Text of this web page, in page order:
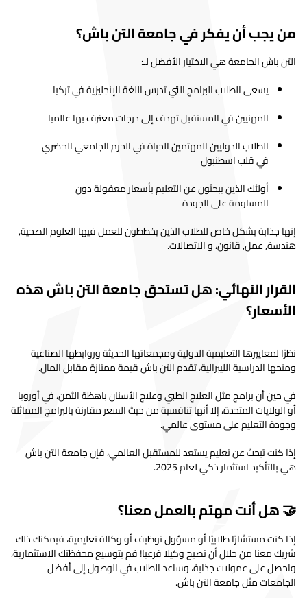
من يجب أن يفكر في جامعة التن باش؟
التن باش الجامعة هي الاختيار الأفضل لـ:
يسعى الطلاب البرامج التي تدرس اللغة الإنجليزية في تركيا
المهنيين في المستقبل تهدف إلى درجات معترف بها عالميا
الطلاب الدوليين المهتمين الحياة في الحرم الجامعي الحضري
في قلب اسطنبول
أولئك الذين يبحثون عن التعليم بأسعار معقولة دون
المساومة على الجودة
إنها جذابة بشكل خاص للطلاب الذين يخططون للعمل فيها العلوم الصحية,
هندسة, عمل, قانون، و الاتصالات.
القرار النهائي: هل تستحق جامعة التن باش هذه
الأسعار؟
نظرًا لمعاييرها التعليمية الدولية ومجمعاتها الحديثة وروابطها الصناعية
ومنحها الدراسية الليبرالية، تقدم التن باش قيمة ممتازة مقابل المال.
في حين أن برامج مثل العلاج الطبي وعلاج الأسنان باهظة الثمن، في أوروبا
أو الولايات المتحدة، إلا أنها تنافسية من حيث السعر مقارنة بالبرامج المماثلة
وجودة التعليم على مستوى عالمي.
إذا كنت تبحث عن تعليم يستعد للمستقبل العالمي، فإن جامعة التن باش
هي بالتأكيد استثمار ذكي لعام 2025.
🤝 هل أنت مهتم بالعمل معنا؟
إذا كنت مستشارًا طلابيًا أو مسؤول توظيف أو وكالة تعليمية، فيمكنك ذلك
شريك معنا من خلال أن تصبح وكيلا فرعيا! قم بتوسيع محفظتك الاستثمارية،
واحصل على عمولات جذابة، وساعد الطلاب في الوصول إلى أفضل
الجامعات مثل جامعة التن باش.